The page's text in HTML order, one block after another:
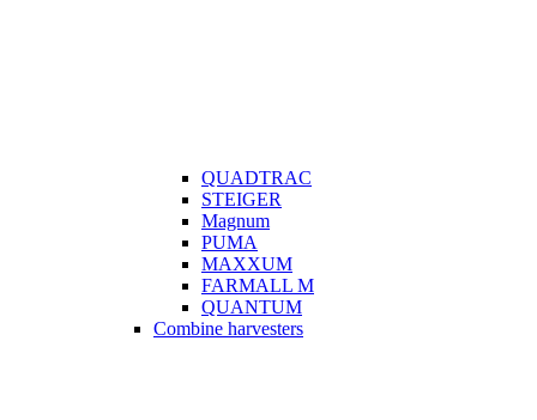
QUADTRAC
STEIGER
Magnum
PUMA
MAXXUM
FARMALL M
QUANTUM
Combine harvesters